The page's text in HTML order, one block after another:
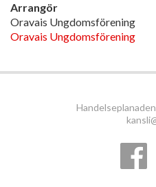
Arrangör
Oravais Ungdomsförening
Oravais Ungdomsförening